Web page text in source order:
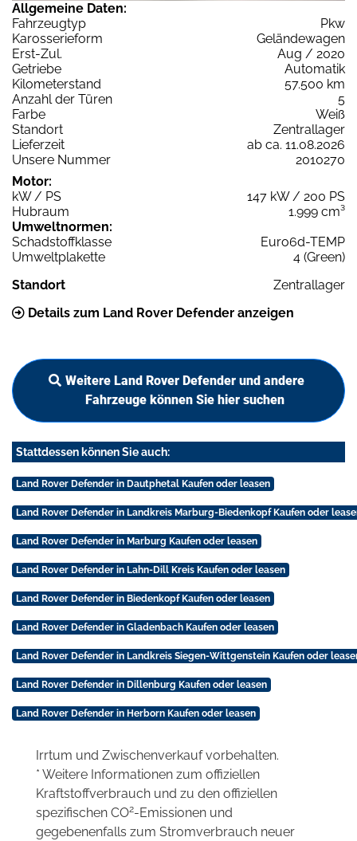
Allgemeine Daten:
Fahrzeugtyp
Pkw
Karosserieform
Geländewagen
Erst-Zul.
Aug / 2020
Getriebe
Automatik
Kilometerstand
57.500 km
Anzahl der Türen
5
Farbe
Weiß
Standort
Zentrallager
Lieferzeit
ab ca. 11.08.2026
Unsere Nummer
2010270
Motor:
kW / PS
147 kW / 200 PS
Hubraum
1.999 cm³
Umweltnormen:
Schadstoffklasse
Euro6d-TEMP
Umweltplakette
4 (Green)
Standort
Zentrallager
Details zum Land Rover Defender anzeigen
Weitere Land Rover Defender und andere
Fahrzeuge können Sie hier suchen
Stattdessen können Sie auch:
Land Rover Defender in Dautphetal Kaufen oder leasen
Land Rover Defender in Landkreis Marburg-Biedenkopf Kaufen oder
Land Rover Defender in Marburg Kaufen oder leasen
Land Rover Defender in Lahn-Dill Kreis Kaufen oder leasen
Land Rover Defender in Biedenkopf Kaufen oder leasen
Land Rover Defender in Gladenbach Kaufen oder leasen
Land Rover Defender in Landkreis Siegen-Wittgenstein Kaufen oder
Land Rover Defender in Dillenburg Kaufen oder leasen
Land Rover Defender in Herborn Kaufen oder leasen
Irrtum und Zwischenverkauf vorbehalten.
* Weitere Informationen zum offiziellen
Kraftstoffverbrauch und zu den offiziellen
spezifischen CO2-Emissionen und
gegebenenfalls zum Stromverbrauch neuer